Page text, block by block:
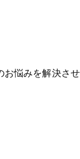
お悩みを解決さ